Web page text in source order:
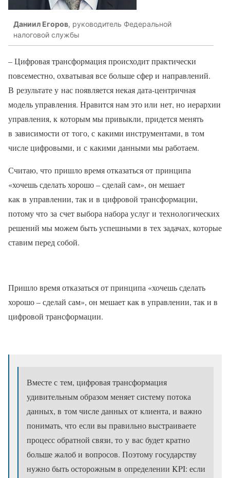
Даниил Егоров, руководитель Федеральной
налоговой службы
– Цифровая трансформация происходит практически
повсеместно, охватывая все больше сфер и направлений.
В результате у нас появляется некая дата-центричная
модель управления. Нравится нам это или нет, но иерархии
управления, к которым мы привыкли, придется менять
в зависимости от того, с какими инструментами, в том
числе цифровыми, и с какими данными мы работаем.
Считаю, что пришло время отказаться от принципа
«хочешь сделать хорошо – сделай сам», он мешает
как в управлении, так и в цифровой трансформации,
потому что за счет выбора набора услуг и технологических
решений мы можем быть успешными в тех задачах, которые
ставим перед собой.
Пришло время отказаться от принципа «хочешь сделать
хорошо – сделай сам», он мешает как в управлении, так и в
цифровой трансформации.
Вместе с тем, цифровая трансформация
удивительным образом меняет систему потока
данных, в том числе данных от клиента, и важно
понимать, что если вы правильно выстраиваете
процесс обратной связи, то у вас будет кратно
больше жалоб и вопросов. Поэтому государству
нужно быть осторожным в определении KPI: если